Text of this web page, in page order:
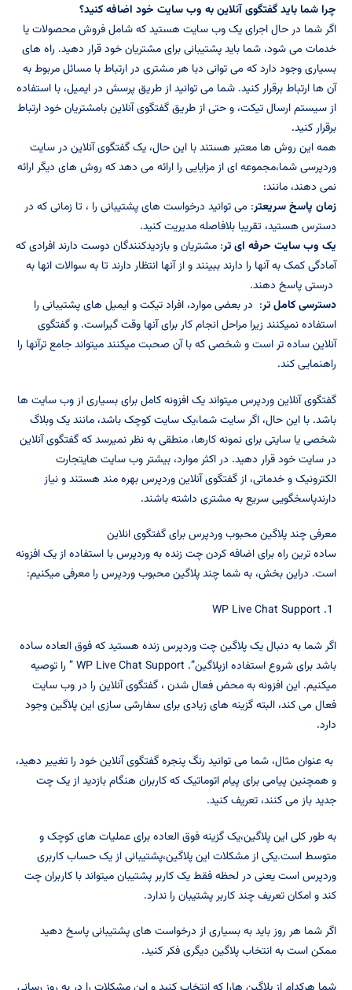
چرا شما باید گفتگوی آنلاین به وب سایت خود اضافه کنید؟
اگر شما در حال اجرای یک وب سایت هستید که شامل فروش محصولات یا
خدمات می شود، شما باید پشتیبانی برای مشتریان خود قرار دهید. راه های
بسیاری وجود دارد که می توانی دبا هر مشتری در ارتباط با مسائل مربوط به
آن ها ارتباط برقرار کنید. شما می توانید از طریق پرسش در ایمیل، با استفاده
از سیستم ارسال تیکت، و حتی از طریق گفتگوی آنلاین بامشتریان خود ارتباط
برقرار کنید.
همه این روش ها معتبر هستند با این حال، یک گفتگوی آنلاین در سایت
وردپرسی شما،مجموعه ای از مزایایی را ارائه می دهد که روش های دیگر ارائه
نمی دهند، مانند:
زمان پاسخ سریعتر: می توانید درخواست های پشتیبانی را ، تا زمانی که در
دسترس هستید، تقریبا بلافاصله مدیریت کنید.
یک وب سایت حرفه ای تر: مشتریان و بازدیدکنندگان دوست دارند افرادی که
آمادگی کمک به آنها را دارند ببینند و از آنها انتظار دارند تا به سوالات انها به
درستی پاسخ دهند.
دسترسی کامل تر: در بعضی موارد، افراد تیکت و ایمیل های پشتیبانی را
استفاده نمیکنند زیرا مراحل انجام کار برای آنها وقت گیراست. و گفتگوی
آنلاین ساده تر است و شخصی که با آن صحبت میکنند میتواند جامع ترآنها را
راهنمایی کند.
گفتگوی آنلاین وردپرس میتواند یک افزونه کامل برای بسیاری از وب سایت ها
باشد. با این حال، اگر سایت شما،یک سایت کوچک باشد، مانند یک وبلاگ
شخصی یا سایتی برای نمونه کارها، منطقی به نظر نمیرسد که گفتگوی آنلاین
در سایت خود قرار دهید. در اکثر موارد، بیشتر وب سایت هایتجارت
الکترونیک و خدماتی، از گفتگوی آنلاین وردپرس بهره مند هستند و نیاز
دارندپاسخگویی سریع به مشتری داشته باشند.
معرفی چند پلاگین محبوب وردپرس برای گفتگوی انلاین
ساده ترین راه برای اضافه کردن چت زنده به وردپرس با استفاده از یک افزونه
است. دراین بخش، به شما چند پلاگین محبوب وردپرس را معرفی میکنیم:
اگر شما به دنبال یک پلاگین چت وردپرس زنده هستید که فوق العاده ساده
باشد برای شروع استفاده ازپلاگین”. WP Live Chat Support ” را توصیه
میکنیم. این افزونه به محض فعال شدن ، گفتگوی آنلاین را در وب سایت
فعال می کند، البته گزینه های زیادی برای سفارشی سازی این پلاگین وجود
دارد.
به عنوان مثال، شما می توانید رنگ پنجره گفتگوی آنلاین خود را تغییر دهید،
و همچنین پیامی برای پیام اتوماتیک که کاربران هنگام بازدید از یک چت
جدید باز می کنند، تعریف کنید.
به طور کلی این پلاگین،یک گزینه فوق العاده برای عملیات های کوچک و
متوسط است.یکی از مشکلات این پلاگین،پشتیبانی از یک حساب کاربری
وردپرس است یعنی در لحظه فقط یک کاربر پشتیبان میتواند با کاربران چت
کند و امکان تعریف چند کاربر پشتیبان را ندارد.
اگر شما هر روز باید به بسیاری از درخواست های پشتیبانی پاسخ دهید
ممکن است به انتخاب پلاگین دیگری فکر کنید.